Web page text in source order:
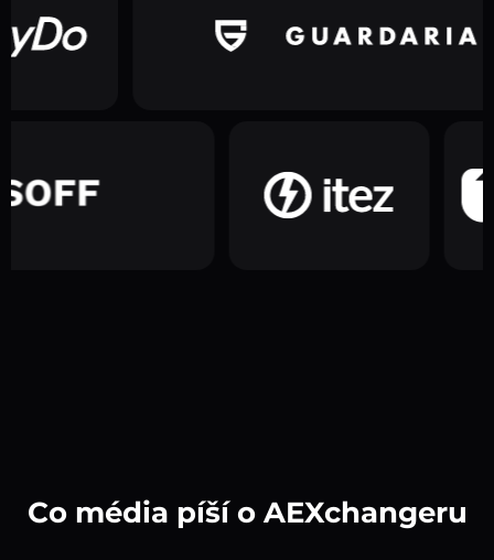
Co média píší o AEXchangeru